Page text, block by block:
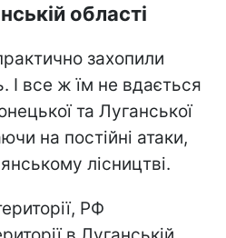
області
захопили
І все ж їм не вдається
та Луганської
на постійні атаки,
лісництві.
РФ